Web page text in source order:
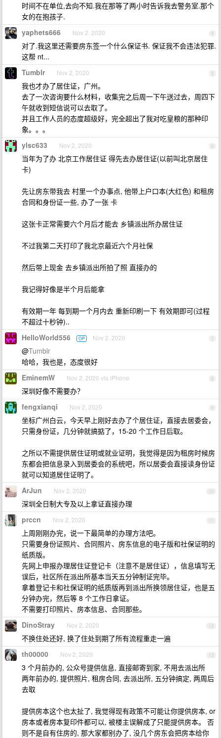
时间不在单位,去向不知.我在那等了两小时告诉我去警务室.那个
女的在抱孩子.
4
yaphets666 Nov 2, 2020
对了.我这里还需要房东签一个什么保证书. 保证我不会违法犯罪.
这帮 nt...
5
Tumblr Nov 2, 2020
我也才办了居住证，广州。
去了一次咨询要什么材料，收集完之后周一下午送过去，周四下
午就收到短信说可以去取了。
并且工作人员的态度超级好，完全超出了我对吃皇粮的那种印
象。。。
6
ylsc633 Nov 2, 2020
当年为了办 北京工作居住证 得先去办居住证(以前叫北京居住
卡)
先让房东带我去 村里一个办事点, 他带上户口本(大红色) 和租房
合同和身份证一些, 办了一张 卡
这张卡正常需要六个月后才能去 乡镇派出所办居住证
不过我第二天打印了我北京最近六个月社保
然后带上现金 去乡镇派出所拍了照 直接办的
我记得好像是半个月后能拿
有效期一年 每到期一个月内去 重新印刷一下 有效期即可(过程
不超过十秒钟)..
7
HelloWorld556 OP Nov 2, 2020
@Tumblr
哈哈，我也是，态度很好
8
EminemW Nov 2, 2020 via iPhone
深圳好像不需要办？
9
fengxianqi Nov 2, 2020
坐标广州白云，今天早上刚好去办了个居住证，直接去居委会，
只需身份证，几分钟就搞掂了，15-20 个工作日后取。
之所以不需提供居住证明或就业证明，我觉得是因为租房时候房
东都会把信息录入到居委会的系统吧，所以居委会直接读身份证
就可以知道居住证明了。
10
ArJun Nov 2, 2020
深圳全日制大专及以上拿证直接办理
11
prccn Nov 2, 2020
上周刚刚办完，说一下最简单的办理方法吧。
只需要身份证照片、合同照片、房东信息的电子版和社保证明的
纸质版。
先网上申报办理居住证登记卡（注意不是居住证），信息填写无
误后，社区所在派出所基本当天五分钟制证完毕。
拿着登记卡和社保证明的纸质版再到派出所换领居住证，也是五
分钟办完，然后等 8 个工作日拿证。
不需要打印照片、房本信息、合同那些。
12
DinoStray Nov 2, 2020
不换住处还好, 换了住处到期了所有流程重走一遍
13
th00000 Nov 2, 2020
3 个月前办的, 公众号提供信息, 直接邮寄到家, 不用去派出所
两年前办的, 提供照片, 租房合同, 去派出所, 五分钟搞定, 两周后
去取
提供房本这个也太扯了, 我觉得现有政策不可能让你提供房本, or
房本或者房本复印件都可以, 被楼主误解成了只能提供房本。 否
则不是自有住房的, 那大家都别办了, 没几个房东会把房本给你